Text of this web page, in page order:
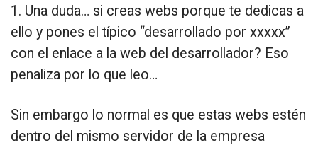
1. Una duda… si creas webs porque te dedicas a
ello y pones el típico “desarrollado por xxxxx”
con el enlace a la web del desarrollador? Eso
penaliza por lo que leo…
Sin embargo lo normal es que estas webs estén
dentro del mismo servidor de la empresa